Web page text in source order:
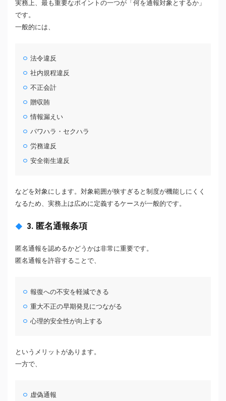
実務上、最も重要なポイントの一つが「何を通報対象とするか」
です。
一般的には、
法令違反
社内規程違反
不正会計
贈収賄
情報漏えい
パワハラ・セクハラ
労務違反
安全衛生違反
などを対象にします。対象範囲が狭すぎると制度が機能しにくく
なるため、実務上は広めに定義するケースが一般的です。
3. 匿名通報条項
匿名通報を認めるかどうかは非常に重要です。
匿名通報を許容することで、
報復への不安を軽減できる
重大不正の早期発見につながる
心理的安全性が向上する
というメリットがあります。
一方で、
虚偽通報